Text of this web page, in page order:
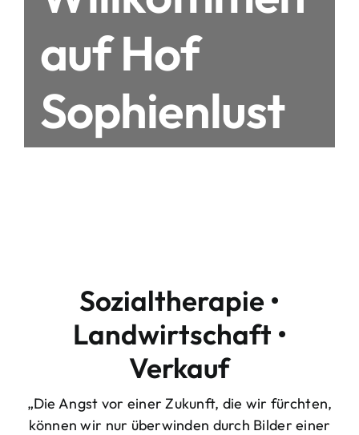
auf Hof
Sophienlust
Sozialtherapie •
Landwirtschaft •
Verkauf
„Die Angst vor einer Zukunft, die wir fürchten,
können wir nur überwinden durch Bilder einer